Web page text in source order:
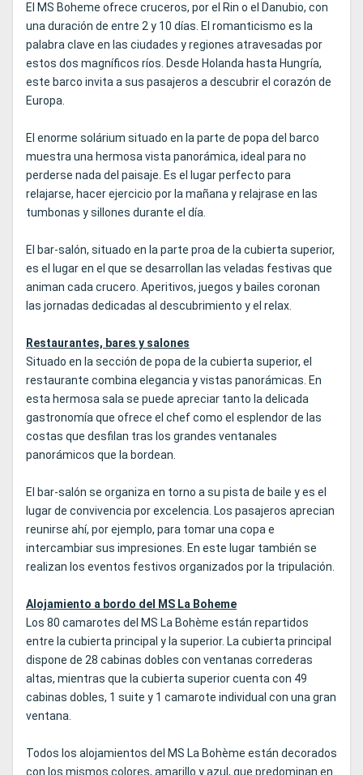
El MS Boheme ofrece cruceros, por el Rin o el Danubio, con
una duración de entre 2 y 10 días. El romanticismo es la
palabra clave en las ciudades y regiones atravesadas por
estos dos magníficos ríos. Desde Holanda hasta Hungría,
este barco invita a sus pasajeros a descubrir el corazón de
Europa.
El enorme solárium situado en la parte de popa del barco
muestra una hermosa vista panorámica, ideal para no
perderse nada del paisaje. Es el lugar perfecto para
relajarse, hacer ejercicio por la mañana y relajrase en las
tumbonas y sillones durante el día.
El bar-salón, situado en la parte proa de la cubierta superior,
es el lugar en el que se desarrollan las veladas festivas que
animan cada crucero. Aperitivos, juegos y bailes coronan
las jornadas dedicadas al descubrimiento y el relax.
Restaurantes, bares y salones
Situado en la sección de popa de la cubierta superior, el
restaurante combina elegancia y vistas panorámicas. En
esta hermosa sala se puede apreciar tanto la delicada
gastronomía que ofrece el chef como el esplendor de las
costas que desfilan tras los grandes ventanales
panorámicos que la bordean.
El bar-salón se organiza en torno a su pista de baile y es el
lugar de convivencia por excelencia. Los pasajeros aprecian
reunirse ahí, por ejemplo, para tomar una copa e
intercambiar sus impresiones. En este lugar también se
realizan los eventos festivos organizados por la tripulación.
Alojamiento a bordo del MS La Boheme
Los 80 camarotes del MS La Bohème están repartidos
entre la cubierta principal y la superior. La cubierta principal
dispone de 28 cabinas dobles con ventanas correderas
altas, mientras que la cubierta superior cuenta con 49
cabinas dobles, 1 suite y 1 camarote individual con una gran
ventana.
Todos los alojamientos del MS La Bohème están decorados
con los mismos colores, amarillo y azul, que predominan en